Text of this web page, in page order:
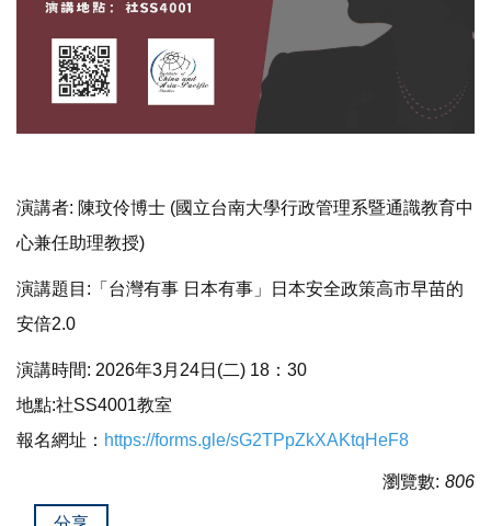
演講者: 陳玟伶博士 (國立台南⼤學⾏政管理系暨通識教育中
⼼兼任助理教授)
演講題目:「台灣有事 日本有事」日本安全政策高市早苗的
安倍2.0
演講時間: 2026年3月24日(二) 18：30
地點:社SS4001教室
報名網址： https://forms.gle/sG2TPpZkXAKtqHeF8
瀏覽數: 806